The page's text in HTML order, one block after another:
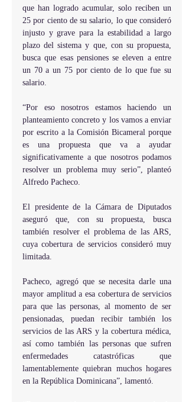
que han logrado acumular, solo reciben un
25 por ciento de su salario, lo que consideró
injusto y grave para la estabilidad a largo
plazo del sistema y que, con su propuesta,
busca que esas pensiones se eleven a entre
un 70 a un 75 por ciento de lo que fue su
salario.
“Por eso nosotros estamos haciendo un
planteamiento concreto y los vamos a enviar
por escrito a la Comisión Bicameral porque
es una propuesta que va a ayudar
significativamente a que nosotros podamos
resolver un problema muy serio”, planteó
Alfredo Pacheco.
El presidente de la Cámara de Diputados
aseguró que, con su propuesta, busca
también resolver el problema de las ARS,
cuya cobertura de servicios consideró muy
limitada.
Pacheco, agregó que se necesita darle una
mayor amplitud a esa cobertura de servicios
para que las personas, al momento de ser
pensionadas, puedan recibir también los
servicios de las ARS y la cobertura médica,
así como también las personas que sufren
enfermedades catastróficas que
lamentablemente quiebran muchos hogares
en la República Dominicana”, lamentó.